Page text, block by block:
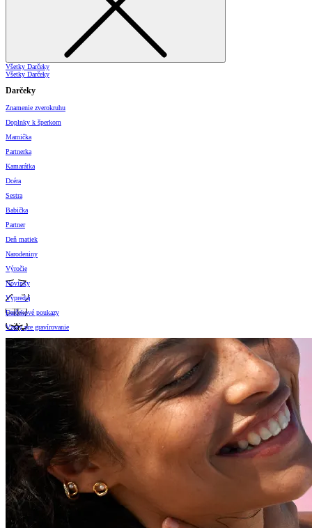
Všetky Darčeky
Všetky Darčeky
Darčeky
Znamenie zverokruhu
Doplnky k šperkom
Mamička
Partnerka
Kamarátka
Dcéra
Sestra
Babička
Partner
Deň matiek
Narodeniny
Výročie
Novinky
Výpredaj
Darčekové poukazy
Vzory pre gravírovanie